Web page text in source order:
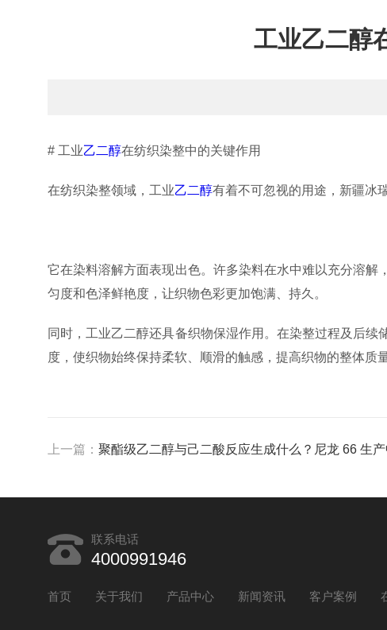
工业乙二醇
# 工业乙二醇在纺织染整中的关键作用
在纺织染整领域，工业乙二醇有着不可忽视的用途，新疆冰
它在染料溶解方面表现出色。许多染料在水中难以充分溶
匀度和色泽鲜艳度，让织物色彩更加饱满、持久。
同时，工业乙二醇还具备织物保湿作用。在染整过程及后
度，使织物始终保持柔软、顺滑的触感，提高织物的整体质
上一篇： 聚酯级乙二醇与己二酸反应生成什么？尼龙 66 生
联系电话
4000991946
首页 关于我们 产品中心 新闻资讯 客户案例